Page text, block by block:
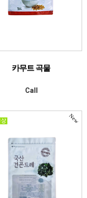
카무트 곡물
Call
New